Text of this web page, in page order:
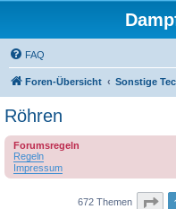
FAQ
Foren-Übersicht Sonstige
Röhren
Forumsregeln
Regeln
Impressum
672 Themen